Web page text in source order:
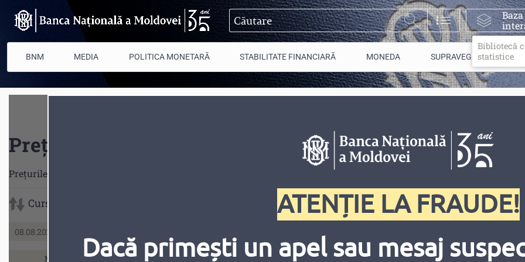
Mergi la conţinutul principal
BNM MEDIA POLITICA MONETARĂ STABILITATE FINANCIARĂ MONEDA SUPRAVEGHERE
ATENȚIE LA FRAUDE!
Dacă primești un apel sau mesaj
Prețul la metalele prețioase
Preţurile la aur şi argint reprezintă preţurile exprimate în lei moldoveneşti al unui gram de aur fin şi al unui gram
Cursul
Metal Cod Abr Rata Preț
Bibliotecă
statistice